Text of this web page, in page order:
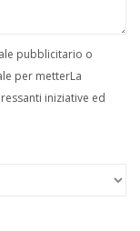
pubblicitario o
per metterLa
iniziative ed